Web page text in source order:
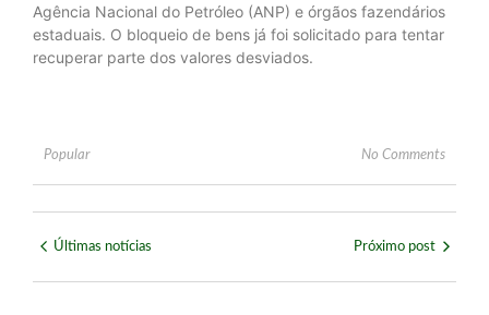
Agência Nacional do Petróleo (ANP) e órgãos fazendários
estaduais. O bloqueio de bens já foi solicitado para tentar
recuperar parte dos valores desviados.
Popular No Comments
Últimas notícias Próximo post